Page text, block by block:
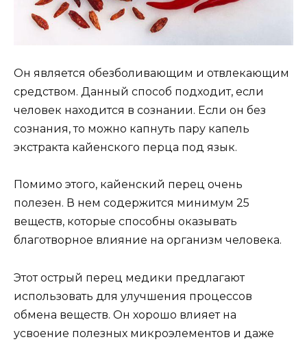
Он является обезболивающим и отвлекающим
средством. Данный способ подходит, если
человек находится в сознании. Если он без
сознания, то можно капнуть пару капель
экстракта кайенского перца под язык.
Помимо этого, кайенский перец очень
полезен. В нем содержится минимум 25
веществ, которые способны оказывать
благотворное влияние на организм человека.
Этот острый перец медики предлагают
использовать для улучшения процессов
обмена веществ. Он хорошо влияет на
усвоение полезных микроэлементов и даже